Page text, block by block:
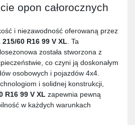
opon całorocznych
i niezawodność oferowaną przez
60 R16 99 V XL . Ta
została stworzona z
co czyni ją doskonałym
osobowych i pojazdów 4x4.
i solidnej konstrukcji,
R16 99 V XL zapewnia pewną
w każdych warunkach